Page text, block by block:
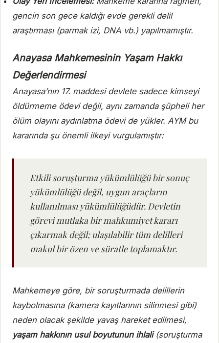
gencin son gece kaldığı evde gerekli delil
araştırması (parmak izi, DNA vb.) yapılmamıştır.
Anayasa Mahkemesinin Yaşam Hakkı
Değerlendirmesi
Anayasa’nın 17. maddesi devlete sadece kimseyi
öldürmeme ödevi değil, aynı zamanda şüpheli her
ölüm olayını aydınlatma ödevi de yükler. AYM bu
kararında şu önemli ilkeyi vurgulamıştır:
Etkili soruşturma yükümlülüğü bir sonuç
yükümlülüğü değil, uygun araçların
kullanılması yükümlülüğüdür. Devletin
görevi mutlaka bir mahkumiyet kararı
çıkarmak değil; ulaşılabilir tüm delilleri
makul bir özen ve süratle toplamaktır.
Mahkemeye göre, bir soruşturmada delillerin
kaybolmasına (kamera kayıtlarının silinmesi gibi)
neden olacak şekilde yavaş hareket edilmesi,
yaşam hakkının usul boyutunun ihlali(soruşturma